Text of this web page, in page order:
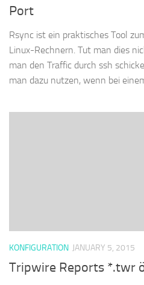
Port
Rsync ist ein praktisches Tool
Linux-Rechnern. Tut man dies
man den Traffic durch ssh
man dazu nutzen, wenn bei
KONFIGURATION JANUARY 5, 2015
Tripwire Reports *.twr